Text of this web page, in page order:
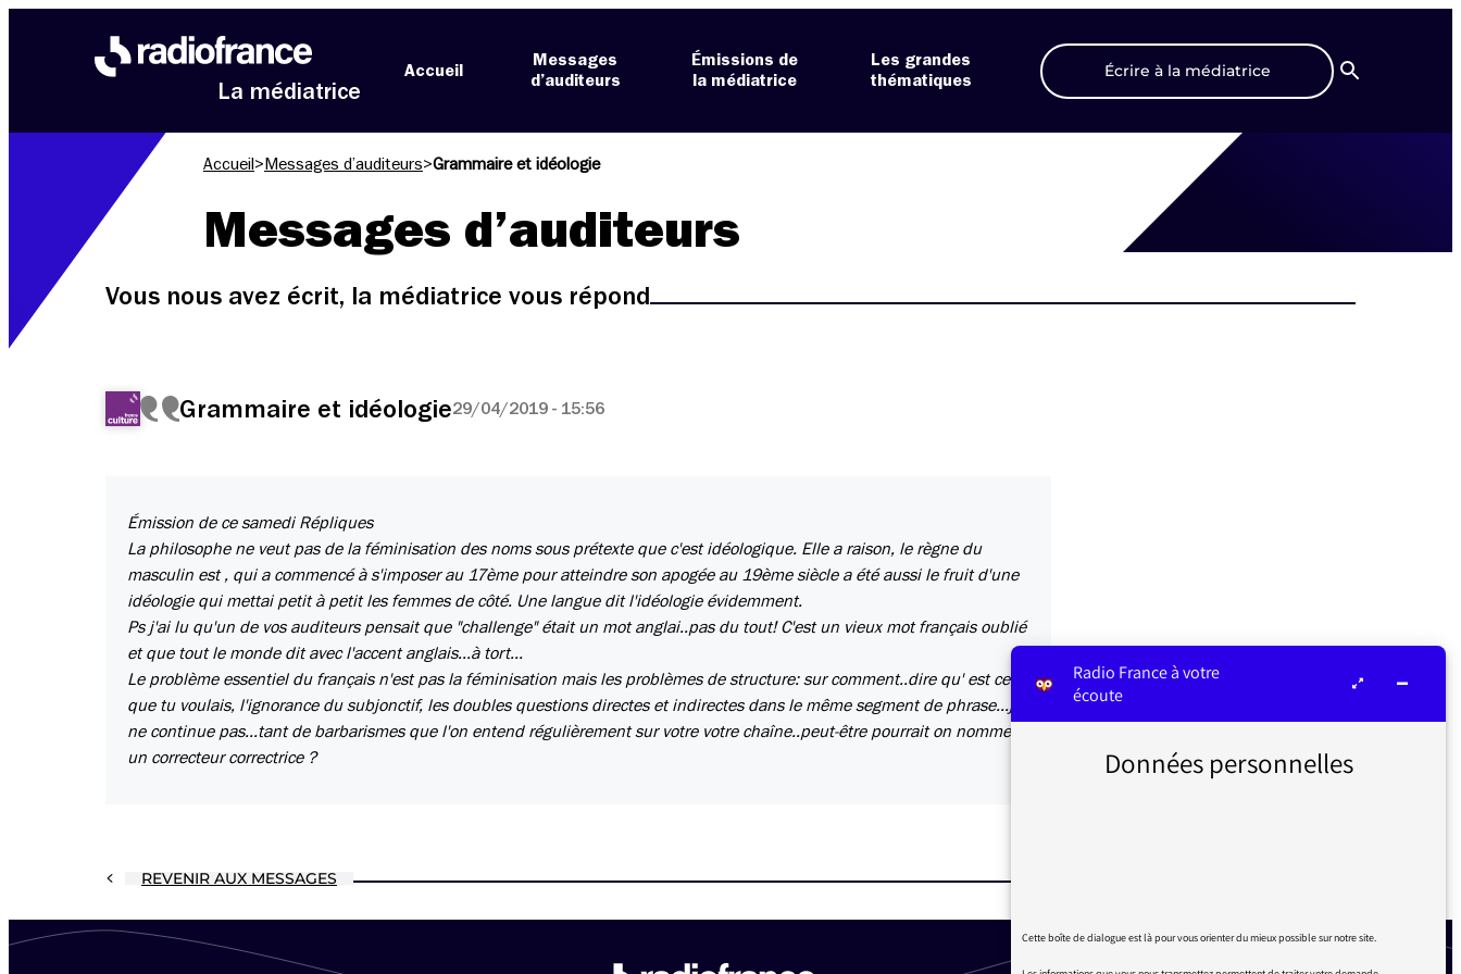
La médiatrice
Accueil
Messages
d’auditeurs
Émissions de
la médiatrice
Les grandes
thématiques
Écrire à la médiatrice
Recherche
Accueil > Messages d’auditeurs>Grammaire et idéologie
Messages d’auditeurs
Vous nous avez écrit, la médiatrice vous répond
Grammaire et idéologie29/04/2019 - 15:56
Émission de ce samedi Répliques
La philosophe ne veut pas de la féminisation des noms sous prétexte que c'est idéologique. Elle a raison, le règne du
masculin est , qui a commencé à s'imposer au 17ème pour atteindre son apogée au 19ème siècle a été aussi le fruit d'une
idéologie qui mettai petit à petit les femmes de côté. Une langue dit l'idéologie évidemment.
Ps j'ai lu qu'un de vos auditeurs pensait que "challenge" était un mot anglai..pas du tout! C'est un vieux mot français oublié
et que tout le monde dit avec l'accent anglais...à tort...
Le problème essentiel du français n'est pas la féminisation mais les problèmes de structure: sur comment..dire qu' est ce
que tu voulais, l'ignorance du subjonctif, les doubles questions directes et indirectes dans le même segment de phrase...je
ne continue pas...tant de barbarismes que l'on entend régulièrement sur votre votre chaîne..peut-être pourrait on nommer
un correcteur correctrice ?
REVENIR AUX MESSAGES
Radio France à votre
écoute
Données personnelles
Cette boîte de dialogue est là pour vous orienter du mieux possible sur notre site.